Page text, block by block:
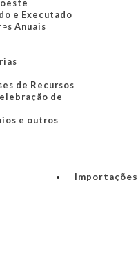
e Executado
Anuais
de Recursos
de
e outros